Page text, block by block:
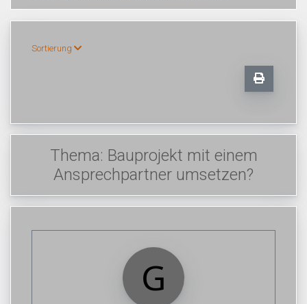
Sortierung
Thema: Bauprojekt mit einem
Ansprechpartner umsetzen?